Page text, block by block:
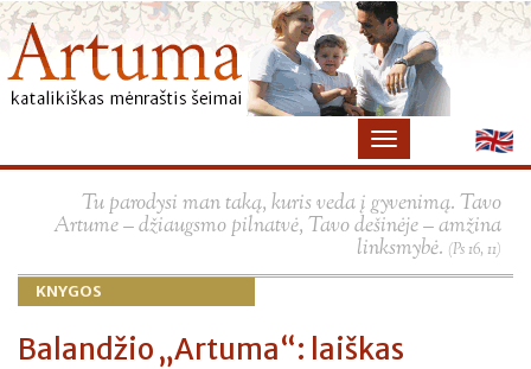
Tu parodysi man taką, kuris veda į gyvenimą. Tavo
Artume – džiaugsmo pilnatvė, Tavo dešinėje – amžina
linksmybė. (Ps 16, 11)
KNYGOS
Balandžio „Artuma“: laiškas
×